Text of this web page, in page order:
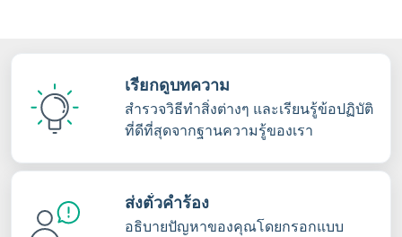
เรียกดูบทความ
สำรวจวิธีทำสิ่งต่างๆ และเรียนรู้ข้อปฏิบัติ
ที่ดีที่สุดจากฐานความรู้ของเรา
ส่งตั๋วคำร้อง
อธิบายปัญหาของคุณโดยกรอกแบบ